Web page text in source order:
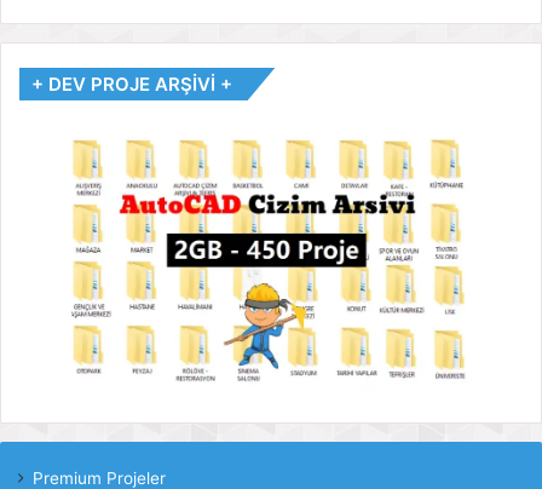
+ DEV PROJE ARŞİVİ +
Premium Projeler